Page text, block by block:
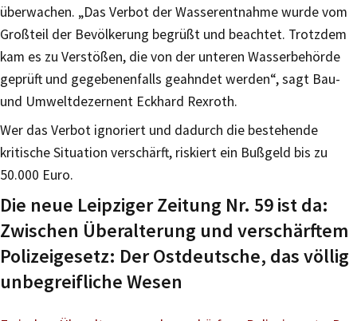
überwachen. „Das Verbot der Wasserentnahme wurde vom
Großteil der Bevölkerung begrüßt und beachtet. Trotzdem
kam es zu Verstößen, die von der unteren Wasserbehörde
geprüft und gegebenenfalls geahndet werden“, sagt Bau-
und Umweltdezernent Eckhard Rexroth.
Wer das Verbot ignoriert und dadurch die bestehende
kritische Situation verschärft, riskiert ein Bußgeld bis zu
50.000 Euro.
Die neue Leipziger Zeitung Nr. 59 ist da:
Zwischen Überalterung und verschärftem
Polizeigesetz: Der Ostdeutsche, das völlig
unbegreifliche Wesen